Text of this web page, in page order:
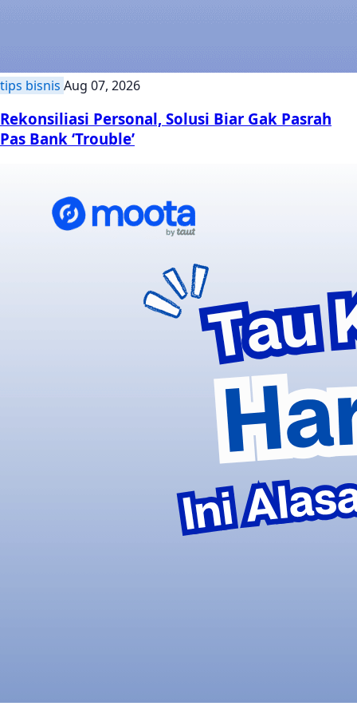
tips bisnis Aug 07, 2026
Rekonsiliasi Personal, Solusi Biar Gak Pasrah
Pas Bank ‘Trouble’